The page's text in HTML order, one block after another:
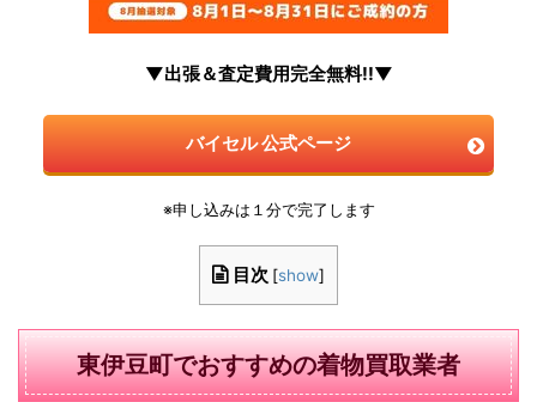
▼出張＆査定費用完全無料!!▼
バイセル 公式ページ
※申し込みは１分で完了します
目次 [show]
東伊豆町でおすすめの着物買取業者